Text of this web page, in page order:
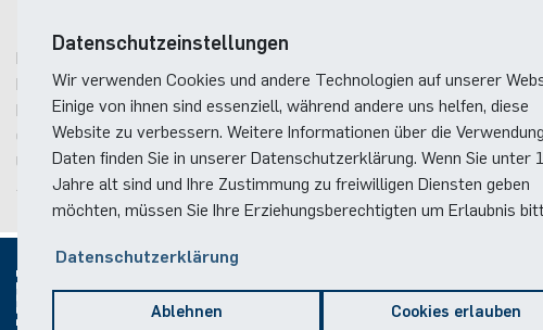
Ruhr-Universität Bochum
Fakultät für Elektrotechnik und Informationstechnik
Photonik & Terahertztechnologie
Gebäude ID, Postfach16
Universitätsstraße 150
44801Bochum
E-Mail:
Datenschutzeinstellungen
Wir verwenden Cookies und andere Technologien auf unserer
Einige von ihnen sind essenziell, während andere uns helfen, diese
Website zu verbessern. Weitere Informationen über die
Daten finden Sie in unserer Datenschutzerklärung. Wenn Sie unter
Jahre alt sind und Ihre Zustimmung zu freiwilligen Diensten geben
möchten, müssen Sie Ihre Erziehungsberechtigten um Erlaubnis
Datenschutzerklärung
Ablehnen Cookies erlauben